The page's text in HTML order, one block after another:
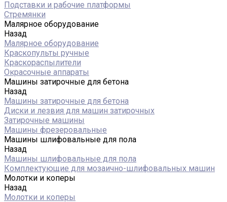
Подставки и рабочие платформы
Стремянки
Малярное оборудование
Назад
Малярное оборудование
Краскопульты ручные
Краскораспылители
Окрасочные аппараты
Машины затирочные для бетона
Назад
Машины затирочные для бетона
Диски и лезвия для машин затирочных
Затирочные машины
Машины фрезеровальные
Машины шлифовальные для пола
Назад
Машины шлифовальные для пола
Комплектующие для мозаично-шлифовальных машин
Молотки и коперы
Назад
Молотки и коперы